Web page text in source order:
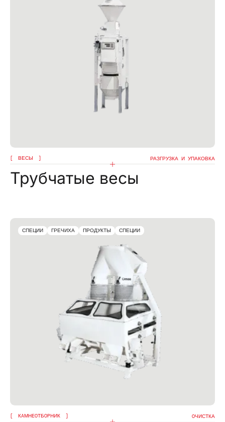
ВЕСЫ РАЗГРУЗКА И УПАКОВКА
Трубчатые весы
СПЕЦИИ ГРЕЧИХА ПРОДУКТЫ СПЕЦИИ
КAМНEOТБOPНИК OЧИСТКА